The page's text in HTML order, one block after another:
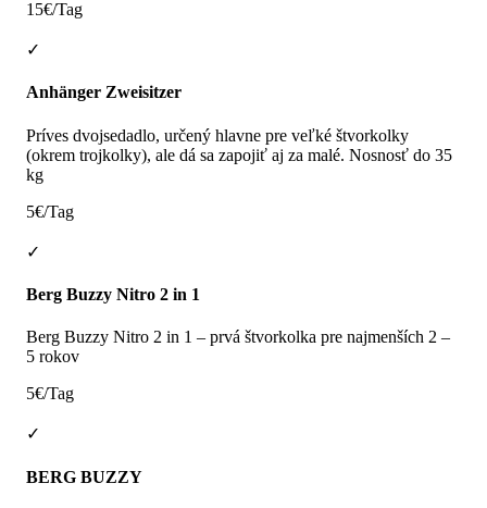
15€/Tag
✓
Anhänger Zweisitzer
Príves dvojsedadlo, určený hlavne pre veľké štvorkolky
(okrem trojkolky), ale dá sa zapojiť aj za malé. Nosnosť do 35
kg
5€/Tag
✓
Berg Buzzy Nitro 2 in 1
Berg Buzzy Nitro 2 in 1 – prvá štvorkolka pre najmenších 2 –
5 rokov
5€/Tag
✓
BERG BUZZY